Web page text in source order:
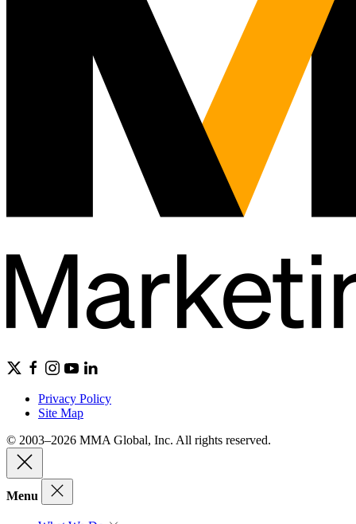
Privacy Policy
Site Map
© 2003–2026 MMA Global, Inc. All rights reserved.
Menu